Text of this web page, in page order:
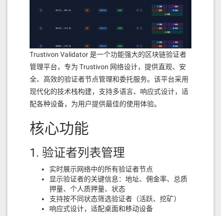
Trustivon Validator 是一个功能强大的区块链验证者
管理平台，专为 Trustivon 网络设计，提供直观、安
全、高效的验证者节点管理和委托服务。该平台采用
现代化的技术栈构建，支持多语言、响应式设计，适
配各种设备，为用户提供最佳的使用体验。
核心功能
1. 验证者列表管理
实时展示网络中的所有验证者节点
显示验证者的关键信息：地址、佣金率、总质
押量、个人质押量、状态
支持按不同状态筛选验证者（活跃、挖矿）
响应式设计，适配桌面和移动设备